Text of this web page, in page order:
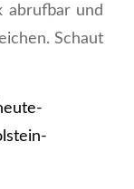
abrufbar und
Schaut